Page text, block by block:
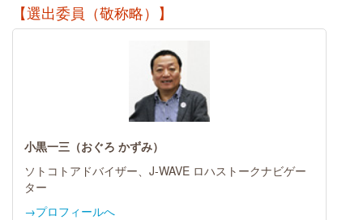
【選出委員（敬称略）】
小黒一三（おぐろ かずみ）
ソトコトアドバイザー、J-WAVE ロハストークナビゲー
ター
→プロフィールへ